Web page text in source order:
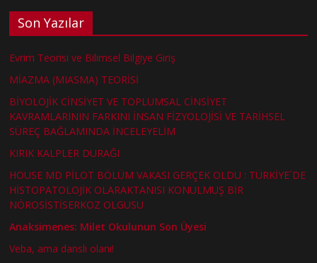
Son Yazılar
Evrim Teorisi ve Bilimsel Bilgiye Giriş
MİAZMA (MIASMA) TEORİSİ
BİYOLOJİK CİNSİYET VE TOPLUMSAL CİNSİYET
KAVRAMLARININ FARKINI İNSAN FİZYOLOJİSİ VE TARİHSEL
SÜREÇ BAĞLAMINDA İNCELEYELİM
KIRIK KALPLER DURAĞI
HOUSE MD PİLOT BÖLÜM VAKASI GERÇEK OLDU : TÜRKİYE´DE
HİSTOPATOLOJİK OLARAKTANISI KONULMUŞ BİR
NÖROSİSTİSERKOZ OLGUSU
Anaksimenes: Milet Okulunun Son Üyesi
Veba, ama danslı olanı!